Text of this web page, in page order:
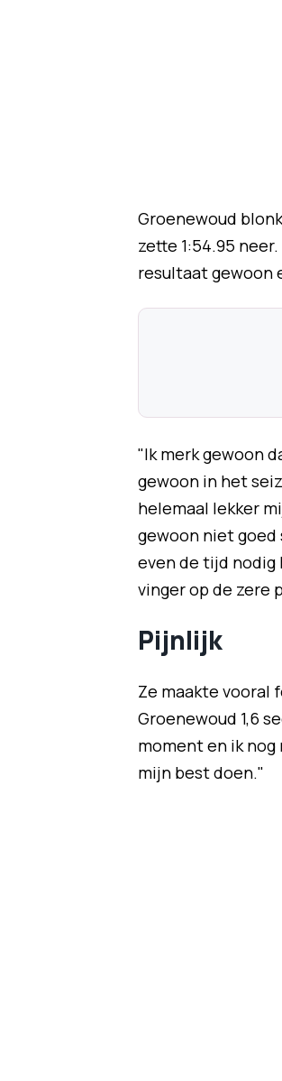
Groenewoud
zette 1:54.95
resultaat gewoon
"Ik merk gewoon
gewoon in het
helemaal lekker
gewoon niet goed
even de tijd nodig
vinger op de zere
Pijnlijk
Ze maakte vooral
Groenewoud 1,6
moment en ik nog
mijn best doen."